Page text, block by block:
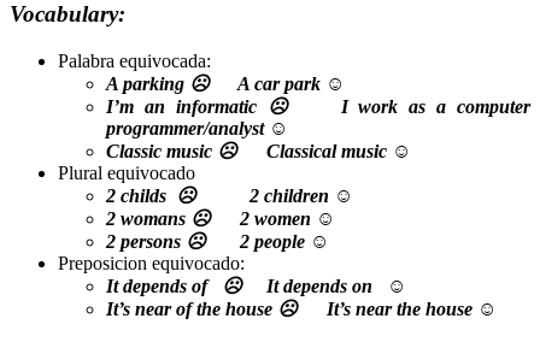
Vocabulary:
Palabra equivocada:
A parking ☹ A car park ☺
I’m an informatic ☹ I work as a computer
programmer/analyst ☺
Classic music ☹ Classical music ☺
Plural equivocado
2 childs ☹2 children ☺
2 womans ☹2 women ☺
2 persons ☹2 people ☺
Preposicion equivocado:
It depends of ☹It depends on
☺
It’s nearofthe house ☹It’s near the house ☺